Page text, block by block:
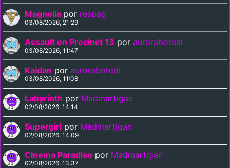
Magnolia por respag
03/08/2026, 21:29
Assault on Precinct 13 por auroraboreal
03/08/2026, 11:47
Kaidan por auroraboreal
03/08/2026, 11:08
Labyrinth por Madmartigan
02/08/2026, 14:14
Supergirl por Madmartigan
02/08/2026, 14:09
Cinema Paradiso por Madmartigan
02/08/2026, 13:37